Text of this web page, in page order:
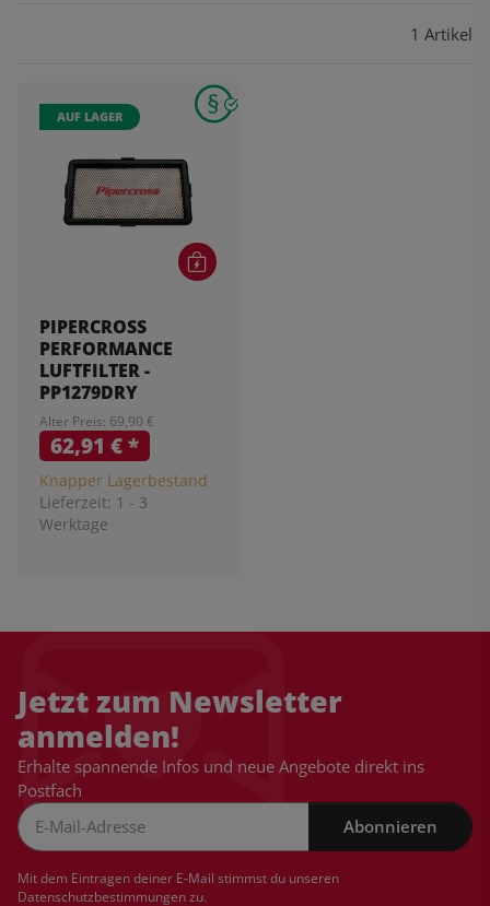
1 Artikel
AUF LAGER
PIPERCROSS
PERFORMANCE
LUFTFILTER -
PP1279DRY
Alter Preis: 69,90 €
62,91 €*
Knapper Lagerbestand
Lieferzeit: 1 - 3
Werktage
Jetzt zum Newsletter
anmelden!
Erhalte spannende Infos und neue Angebote direkt ins
Postfach
Abonnieren
Mit dem Eintragen deiner E-Mail stimmst du unseren
Datenschutzbestimmungenzu.